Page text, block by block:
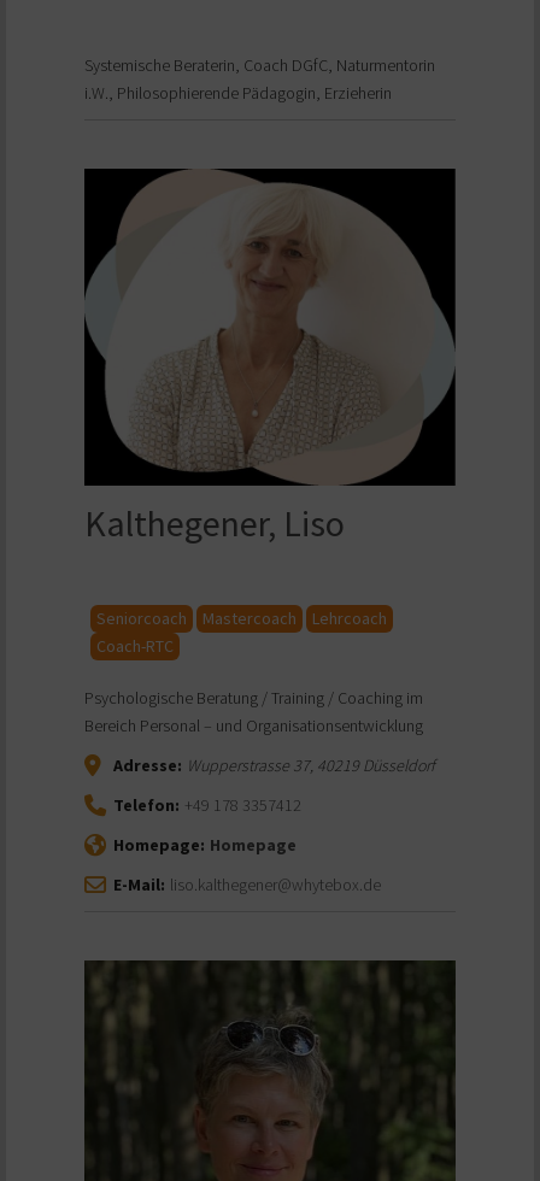
Systemische Beraterin, Coach DGfC, Naturmentorin
i.W., Philosophierende Pädagogin, Erzieherin
Kalthegener, Liso
Seniorcoach Mastercoach
Lehrcoach
Coach-RTC
Psychologische Beratung / Training / Coaching im
Bereich Personal – und Organisationsentwicklung
Adresse: Wupperstrasse 37, 40219Düsseldorf
Telefon: +49 178 3357412
Homepage: Homepage
E-Mail: liso.kalthegener@whytebox.de